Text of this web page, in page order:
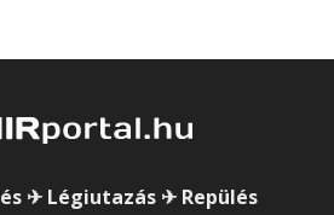
✈ Légiutazás ✈ Repülés